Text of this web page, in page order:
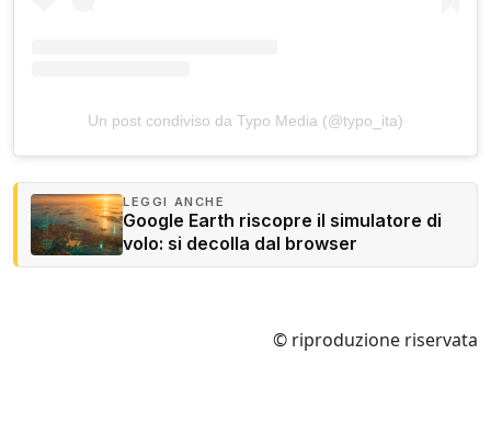
Un post condiviso da Typo Media (@typo_ita)
LEGGI ANCHE
Google Earth riscopre il simulatore di
volo: si decolla dal browser
© riproduzione riservata